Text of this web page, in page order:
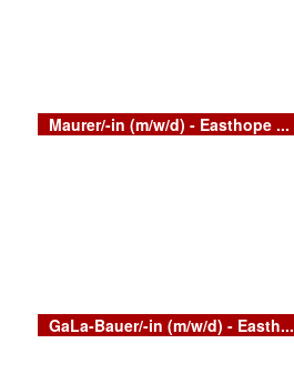
Maurer/-in (m/w/d) - Easthope ...
GaLa-Bauer/-in (m/w/d) - Easth...